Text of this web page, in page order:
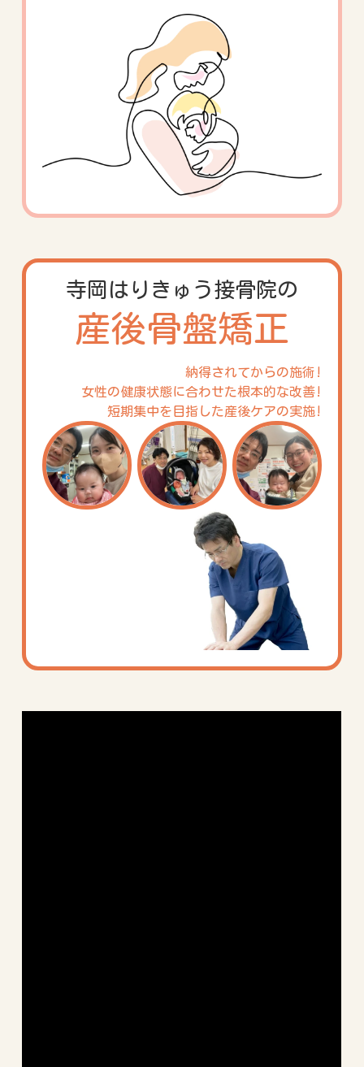
寺岡はりきゅう接骨院の
産後骨盤矯正
納得されてからの施術!
女性の健康状態に合わせた根本的な改善!
短期集中を目指した産後ケアの実施!